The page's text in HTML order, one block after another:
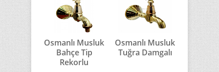
Osmanlı Musluk
Bahçe Tip
Rekorlu
Osmanlı Musluk
Tuğra Damgalı
Kurt